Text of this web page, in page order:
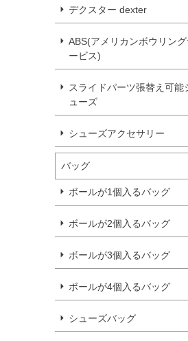
デクスター dexter
ABS(アメリカンボウリン
ービス)
スライドパーツ張替え可能
ューズ
シューズアクセサリー
バッグ
ボールが1個入るバッグ
ボールが2個入るバッグ
ボールが3個入るバッグ
ボールが4個入るバッグ
シューズバッグ